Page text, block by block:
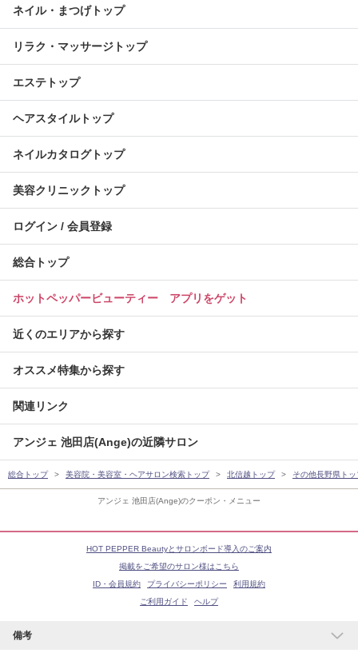
アンジェ 池田店(Ange)のクーポン・メニュー
備考
ネイル・まつげトップ
リラク・マッサージトップ
エステトップ
ヘアスタイルトップ
ネイルカタログトップ
美容クリニックトップ
ログイン / 会員登録
総合トップ
ホットペッパービューティー アプリをゲット
近くのエリアから探す
オススメ特集から探す
関連リンク
アンジェ 池田店(Ange)の近隣サロン
総合トップ 美容院・美容室・ヘアサロン検索トップ 北信越トップ その他長野県トッ
HOT PEPPER Beautyとサロンボード導入のご案内
掲載をご希望のサロン様はこちら
ID・会員規約
プライバシーポリシー
利用規約
ご利用ガイド
ヘルプ